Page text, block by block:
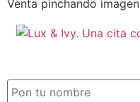
Venta pinchando imagen